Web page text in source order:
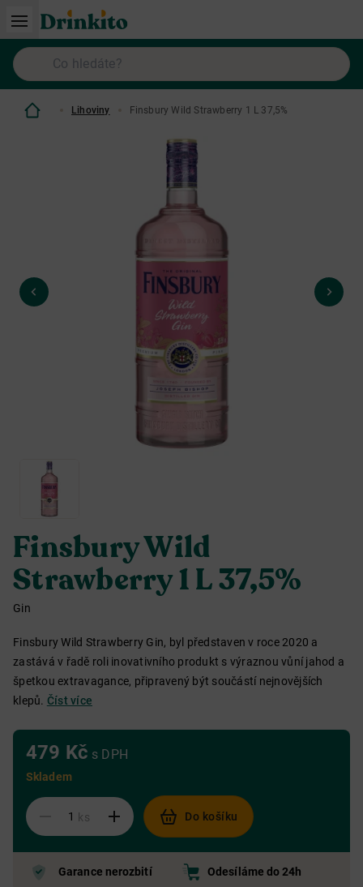
Lihoviny Finsbury Wild Strawberry 1 L 37,5%
Finsbury Wild
Strawberry 1 L 37,5%
Gin
Finsbury Wild Strawberry Gin, byl představen v roce 2020 a
zastává v řadě roli inovativního produkt s výraznou vůní jahod a
špetkou extravagance, připravený být součástí nejnovějších
klepů. Číst více
479 Kč s DPH
Skladem
ks Do košíku
Garance nerozbití Odesíláme do 24h